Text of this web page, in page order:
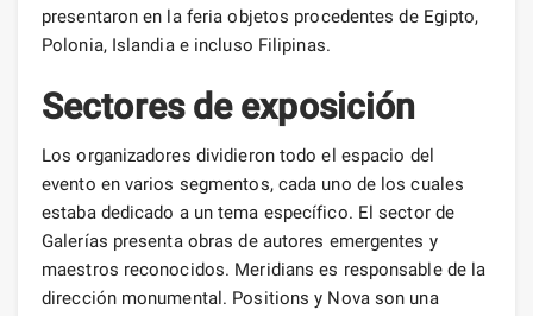
presentaron en la feria objetos procedentes de Egipto,
Polonia, Islandia e incluso Filipinas.
Sectores de exposición
Los organizadores dividieron todo el espacio del
evento en varios segmentos, cada uno de los cuales
estaba dedicado a un tema específico. El sector de
Galerías presenta obras de autores emergentes y
maestros reconocidos. Meridians es responsable de la
dirección monumental. Positions y Nova son una